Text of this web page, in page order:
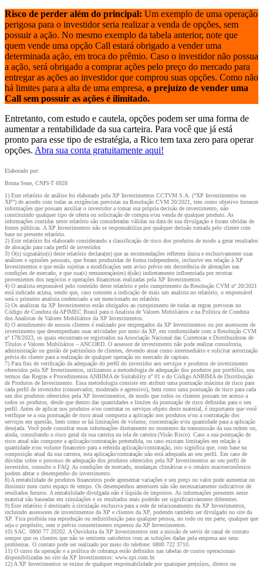
Risco de perder além do principal: Um exemplo de uma operação
perigosa para o investidor seria realizar a venda de opções, sem
possuir a ação. No mesmo exemplo da tabela anterior, note que
quem vende uma opção Call estará obrigado a vender uma
determinada ação, em troca do prêmio. Caso o investidor não possua
a ação, será obrigado a comprar ações pelo preço do mercado para
entregar as ações ao investidor que comprou suas opções. Como não
há limites para a alta de uma empresa, o prejuízo de vender uma
Call sem possuir as ações é ilimitado.
Entretanto, com estudo e cautela, opções podem ser uma forma de
aumentar a rentabilidade da sua carteira. Para você que já está
pronto para esse tipo de estratégia, a Rico tem taxa zero para operar
opções. Abra sua conta gratuitamente aqui!
Elaborado por:
Bruna Sene, CNPI-T 6928
1) Este relatório de análise foi elaborado pela XP Investimentos CCTVM S.A. (“XP Investimentos ou
XP”) de acordo com todas as exigências previstas na Resolução CVM 20/2021, tem como objetivo fornecer
informações que possam auxiliar o investidor a tomar sua própria decisão de investimento, não
constituindo qualquer tipo de oferta ou solicitação de compra e/ou venda de qualquer produto. As
informações contidas neste relatório são consideradas válidas na data de sua divulgação e foram obtidas de
fontes públicas. A XP Investimentos não se responsabiliza por qualquer decisão tomada pelo cliente com
base no presente relatório.
2) Este relatório foi elaborado considerando a classificação de risco dos produtos de modo a gerar resultados
de alocação para cada perfil de investidor.
3) O(s) signatário(s) deste relatório declara(m) que as recomendações refletem única e exclusivamente suas
análises e opiniões pessoais, que foram produzidas de forma independente, inclusive em relação à XP
Investimentos e que estão sujeitas a modificações sem aviso prévio em decorrência de alterações nas
condições de mercado, e que sua(s) remuneração(es) é(são) indiretamente influenciada por receitas
provenientes dos negócios e operações financeiras realizadas pela XP Investimentos.
4) O analista responsável pelo conteúdo deste relatório e pelo cumprimento da Resolução CVM nº 20/2021
está indicado acima, sendo que, caso constem a indicação de mais um analista no relatório, o responsável
será o primeiro analista credenciado a ser mencionado no relatório.
5) Os analistas da XP Investimentos estão obrigados ao cumprimento de todas as regras previstas no
Código de Conduta da APIMEC Brasil para o Analista de Valores Mobiliários e na Política de Conduta
dos Analistas de Valores Mobiliários da XP Investimentos.
6) O atendimento de nossos clientes é realizado por empregados da XP Investimentos ou por assessores de
investimento que desempenham suas atividades por meio da XP, em conformidade com a Resolução CVM
nº 178/2023, os quais encontram-se registrados na Associação Nacional das Corretoras e Distribuidoras de
Títulos e Valores Mobiliários – ANCORD. O assessor de investimento não pode realizar consultoria,
administração ou gestão de patrimônio de clientes, devendo atuar como intermediário e solicitar autorização
prévia do cliente para a realização de qualquer operação no mercado de capitais.
7) Para fins de verificação da adequação do perfil do investidor aos serviços e produtos de investimento
oferecidos pela XP Investimentos, utilizamos a metodologia de adequação dos produtos por portfólio, nos
termos das Regras e Procedimentos ANBIMA de Suitability nº 01 e do Código ANBIMA de Distribuição
de Produtos de Investimento. Essa metodologia consiste em atribuir uma pontuação máxima de risco para
cada perfil de investidor (conservador, moderado e agressivo), bem como uma pontuação de risco para cada
um dos produtos oferecidos pela XP Investimentos, de modo que todos os clientes possam ter acesso a
todos os produtos, desde que dentro das quantidades e limites da pontuação de risco definidas para o seu
perfil. Antes de aplicar nos produtos e/ou contratar os serviços objeto deste material, é importante que você
verifique se a sua pontuação de risco atual comporta a aplicação nos produtos e/ou a contratação dos
serviços em questão, bem como se há limitações de volume, concentração e/ou quantidade para a aplicação
desejada. Você pode consultar essas informações diretamente no momento da transmissão da sua ordem ou,
ainda, consultando o risco geral da sua carteira na tela de carteira (Visão Risco). Caso a sua pontuação de
risco atual não comporte a aplicação/contratação pretendida, ou caso existam limitações em relação à
quantidade e/ou volume financeiro para a referida aplicação/contratação, isto significa que, com base na
composição atual da sua carteira, esta aplicação/contratação não está adequada ao seu perfil. Em caso de
dúvidas sobre o processo de adequação dos produtos oferecidos pela XP Investimentos ao seu perfil de
investidor, consulte o FAQ. As condições de mercado, mudanças climáticas e o cenário macroeconômico
podem afetar o desempenho do investimento.
8) A rentabilidade de produtos financeiros pode apresentar variações e seu preço ou valor pode aumentar ou
diminuir num curto espaço de tempo. Os desempenhos anteriores não são necessariamente indicativos de
resultados futuros. A rentabilidade divulgada não é líquida de impostos. As informações presentes neste
material são baseadas em simulações e os resultados reais poderão ser significativamente diferentes.
9) Este relatório é destinado à circulação exclusiva para a rede de relacionamento da XP Investimentos,
incluindo assessores de investimentos da XP e clientes da XP, podendo também ser divulgado no site da
XP. Fica proibida sua reprodução ou redistribuição para qualquer pessoa, no todo ou em parte, qualquer que
seja o propósito, sem o prévio consentimento expresso da XP Investimentos.
10) SAC. 0800 77 20202. A Ouvidoria da XP Investimentos tem a missão de servir de canal de contato
sempre que os clientes que não se sentirem satisfeitos com as soluções dadas pela empresa aos seus
problemas. O contato pode ser realizado por meio do telefone: 0800 722 3710.
11) O custo da operação e a política de cobrança estão definidos nas tabelas de custos operacionais
disponibilizadas no site da XP Investimentos: www.xpi.com.br.
12) A XP Investimentos se exime de qualquer responsabilidade por quaisquer prejuízos, diretos ou